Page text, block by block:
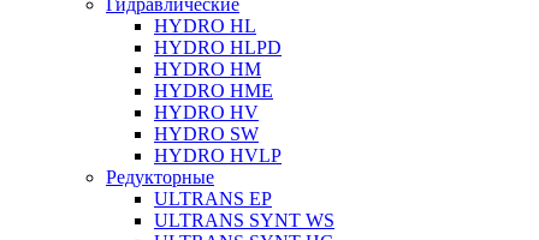
Гидравлические
HYDRO HL
HYDRO HLPD
HYDRO HM
HYDRO HME
HYDRO HV
HYDRO SW
HYDRO HVLP
Редукторные
ULTRANS EP
ULTRANS SYNT WS